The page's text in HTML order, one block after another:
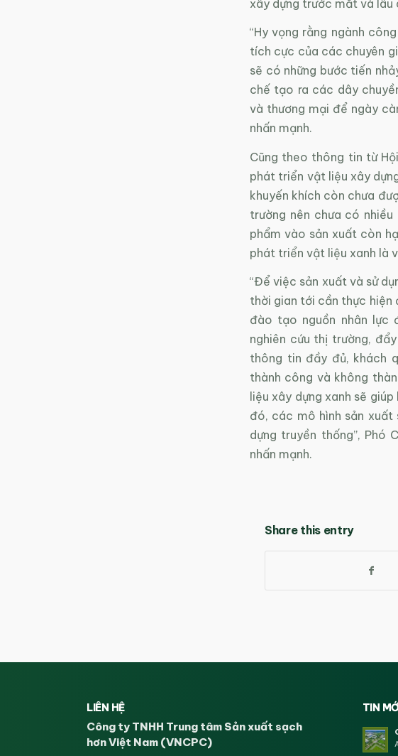
xây dựng trước mắt và lâu
“Hy vọng rằng ngành
tích cực của các chuyên
sẽ có những bước tiến
chế tạo ra các dây
và thương mại để ngày
nhấn mạnh.
Cũng theo thông tin từ
phát triển vật liệu xây
khuyến khích còn chưa
trường nên chưa có
phẩm vào sản xuất còn
phát triển vật liệu xanh là
“Để việc sản xuất và sử
thời gian tới cần thực hiện
đào tạo nguồn nhân lực
nghiên cứu thị trường,
thông tin đầy đủ, khách
thành công và không
liệu xây dựng xanh sẽ
đó, các mô hình sản
dựng truyền thống”, Phó
nhấn mạnh.
Share this entry
LIÊN HỆ
Công ty TNHH Trung tâm Sản xuất sạch
hơn Việt Nam (VNCPC)
TIN